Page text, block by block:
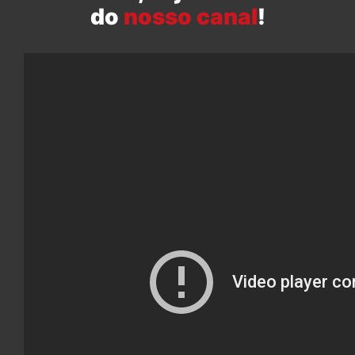
do nosso canal!